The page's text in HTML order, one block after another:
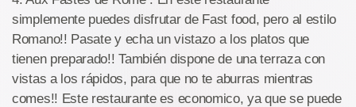
simplemente puedes disfrutar de Fast food, pero al estilo
Romano!! Pasate y echa un vistazo a los platos que
tienen preparado!! También dispone de una terraza con
vistas a los rápidos, para que no te aburras mientras
comes!! Este restaurante es economico, ya que se puede